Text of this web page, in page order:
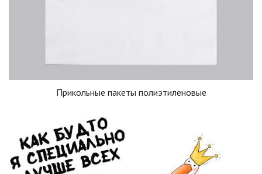
Прикольные пакеты полиэтиленовые